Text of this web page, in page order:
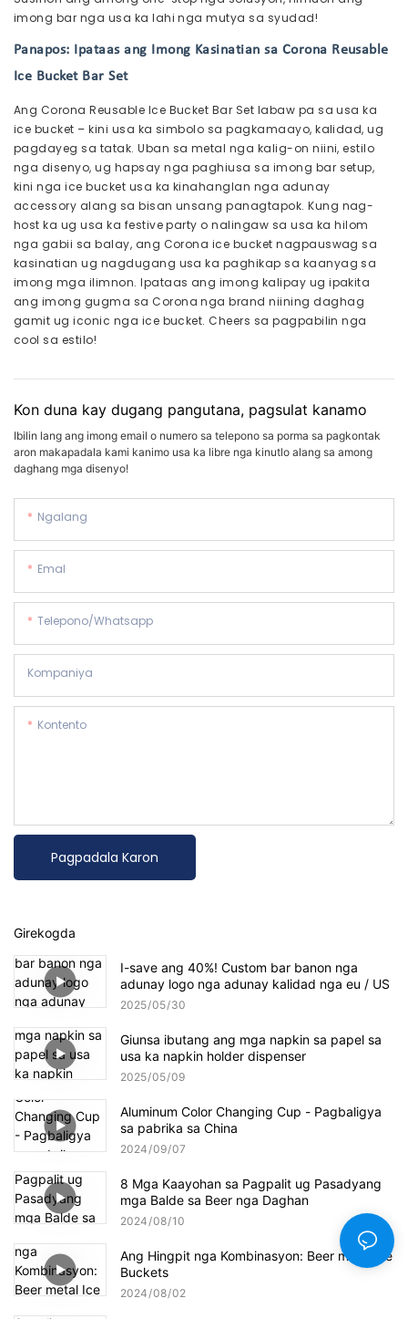
imong bar nga usa ka lahi nga mutya sa syudad!
Panapos: Ipataas ang Imong Kasinatian sa Corona Reusable
Ice Bucket Bar Set
Ang Corona Reusable Ice Bucket Bar Set labaw pa sa usa ka
ice bucket – kini usa ka simbolo sa pagkamaayo, kalidad, ug
pagdayeg sa tatak. Uban sa metal nga kalig-on niini, estilo
nga disenyo, ug hapsay nga paghiusa sa imong bar setup,
kini nga ice bucket usa ka kinahanglan nga adunay
accessory alang sa bisan unsang panagtapok. Kung nag-
host ka ug usa ka festive party o nalingaw sa usa ka hilom
nga gabii sa balay, ang Corona ice bucket nagpauswag sa
kasinatian ug nagdugang usa ka paghikap sa kaanyag sa
imong mga ilimnon. Ipataas ang imong kalipay ug ipakita
ang imong gugma sa Corona nga brand niining daghag
gamit ug iconic nga ice bucket. Cheers sa pagpabilin nga
cool sa estilo!
Kon duna kay dugang pangutana, pagsulat kanamo
Ibilin lang ang imong email o numero sa telepono sa porma sa pagkontak
aron makapadala kami kanimo usa ka libre nga kinutlo alang sa among
daghang mga disenyo!
Ngalang
Emal
Telepono/whatsapp
Kompaniya
Kontento
Pagpadala Karon
Girekogda
I-save ang 40%! Custom bar banon nga
adunay logo nga adunay kalidad nga eu / US
2025 05 30
Giunsa ibutang ang mga napkin sa papel sa
usa ka napkin holder dispenser
2025 05 09
Aluminum Color Changing Cup - Pagbaligya
sa pabrika sa China
2024 09 07
8 Mga Kaayohan sa Pagpalit ug Pasadyang
mga Balde sa Beer nga Daghan
2024 08 10
Ang Hingpit nga Kombinasyon: Beer metal Ice
Buckets
2024 08 02